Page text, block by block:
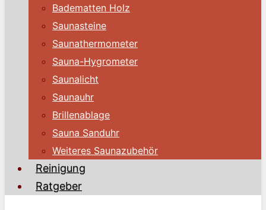
Badematten Holz
Saunasteine
Saunathermometer
Sauna-Hygrometer
Saunalicht
Saunauhr
Brillenablage
Sauna Sanduhr
Weiteres Saunazubehör
Reinigung
Ratgeber